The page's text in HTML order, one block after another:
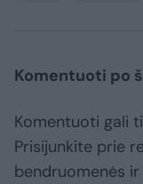
Komentuoti po
Komentuoti gali
Prisijunkite prie
bendruomenės